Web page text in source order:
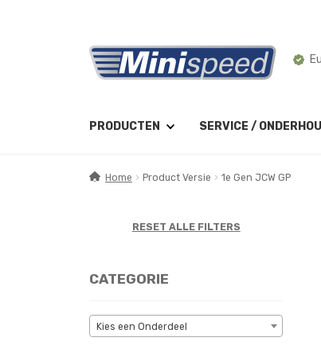
Ga
door
naar
Ga
naar
de
PRODUCTEN SERVICE /
Home Product Versie 1e Gen JCW GP
RESET ALLE FILTERS
CATEGORIE
Kies een Onderdeel